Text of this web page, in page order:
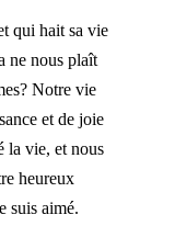
qui hait sa vie
ne nous plaît
Notre vie
et de joie
la vie, et nous
heureux
suis aimé.